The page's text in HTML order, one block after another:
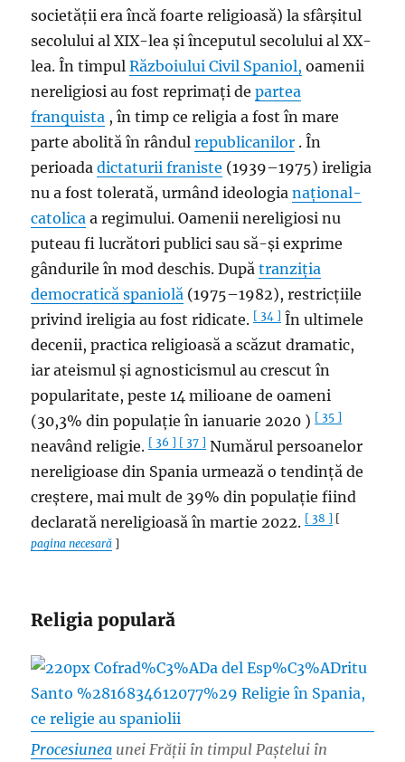
societății era încă foarte religioasă) la sfârșitul
secolului al XIX-lea și începutul secolului al XX-
lea. În timpulRăzboiului Civil Spaniol, oamenii
nereligiosi au fost reprimați departea
franquista , în timp ce religia a fost în mare
parte abolită în rândulrepublicanilor . În
perioadadictaturii franiste (1939–1975) ireligia
nu a fost tolerată, urmând ideologianațional-
catolica a regimului. Oamenii nereligiosi nu
puteau fi lucrători publici sau să-și exprime
gândurile în mod deschis. Dupătranziția
democratică spaniolă (1975–1982), restricțiile
privind ireligia au fost ridicate.[ 34 ] În ultimele
decenii, practica religioasă a scăzut dramatic,
iar ateismul și agnosticismul au crescut în
popularitate, peste 14 milioane de oameni
(30,3% din populație în ianuarie 2020 )[ 35 ]
neavând religie.[ 36 ] [ 37 ] Numărul persoanelor
nereligioase din Spania urmează o tendință de
creștere, mai mult de 39% din populație fiind
declarată nereligioasă în martie 2022.[ 38 ] [
pagina necesară ]
Religia populară
Procesiunea unei Frății în timpul Paștelui în